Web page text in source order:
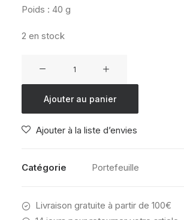
Poids : 40 g
2 en stock
CREW
TRIPLE
Ajouter au panier
Ajouter à la liste d’envies
Catégorie Portefeuille
Livraison gratuite à partir de 100€